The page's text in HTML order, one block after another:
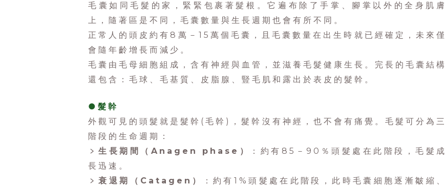
毛囊如同毛髮的家，緊緊包裹著髮根。它遍布除了手掌、腳掌以外的全身肌膚
上，隨著區是不同，毛囊數量與生長週期也會有所不同。
正常人的頭皮約有8萬－15萬個毛囊，且毛囊數量在出生時就已經確定，未來僅
會隨年齡增長而減少。
毛囊由毛母細胞組成，含有神經與血管，並滋養毛髮健康生長。完長的毛囊結構
還包含：毛球、毛基質、皮脂腺、豎毛肌和露出於表皮的髮幹。
● 髮幹
外觀可見的頭髮就是髮幹(毛幹)，髮幹沒有神經，也不會有痛覺。毛髮可分為三
階段的生命週期：
﹥生長期間（Anagen phase）
：約有85－90％頭髮處在此階段，毛髮成
長迅速。
﹥衰退期（Catagen）
：約有1%頭髮處在此階段，此時毛囊細胞逐漸皺縮、